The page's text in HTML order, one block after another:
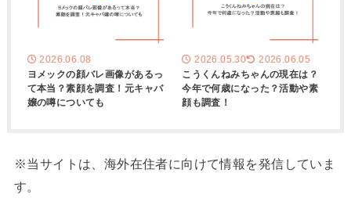
2026.06.08
ヨメックの顔バレ画像があるっ
て本当？素顔を調査！元キャバ
嬢の噂についても
2026.05.30 2026.06.05
こうくんねみちゃんの現在は？
今年で何歳になった？活動や素
顔も調査！
※当サイトは、海外在住者に向けて情報を発信していま
す。